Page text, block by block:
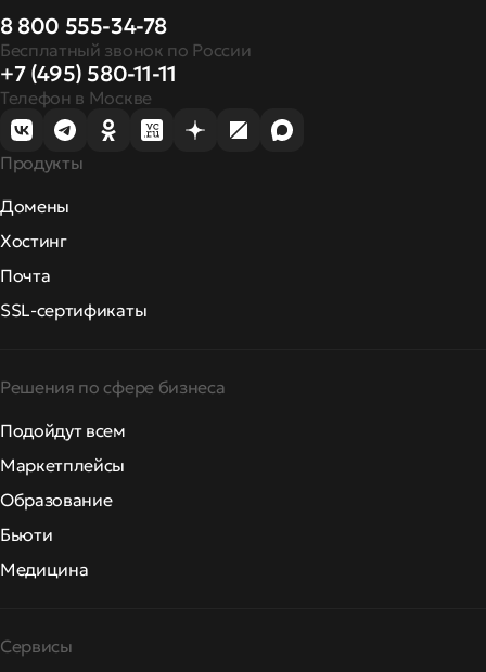
8 800 555-34-78
Бесплатный звонок по России
+7 (495) 580-11-11
Телефон в Москве
Продукты
Домены
Хостинг
Почта
SSL-сертификаты
Решения по сфере бизнеса
Подойдут всем
Маркетплейсы
Образование
Бьюти
Медицина
Сервисы